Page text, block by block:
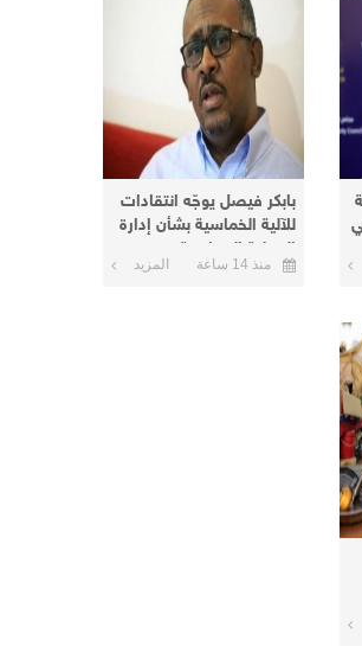
بابكر فيصل يوجّه انتقادات
للآلية الخماسية بشأن إدارة
العملية السياسية
منذ 14 ساعة المزيد